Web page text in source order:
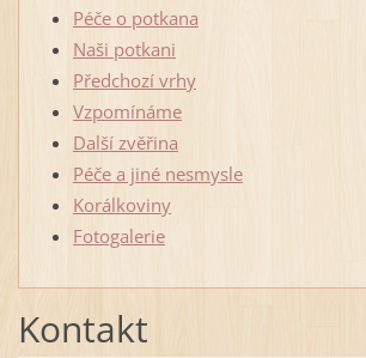
Péče o potkana
Naši potkani
Předchozí vrhy
Vzpomínáme
Další zvěřina
Péče a jiné nesmysle
Korálkoviny
Fotogalerie
Kontakt